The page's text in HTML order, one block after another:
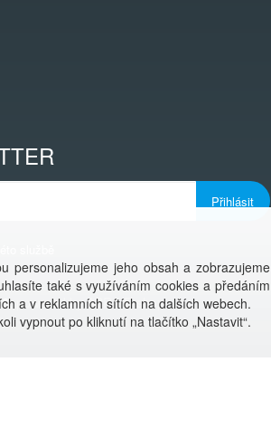
Přihlásit
powered by ABRA E-shop
personalizujeme jeho obsah a zobrazujeme
také s využíváním cookies a předáním
a v reklamních sítích na dalších webech.
vypnout po kliknutí na tlačítko „Nastavit“.